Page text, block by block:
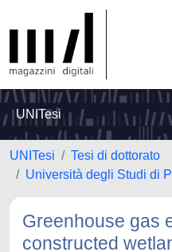
UNITesi
UNITesi
Tesi di dottorato
Università degli Studi di
Greenhouse gas
constructed